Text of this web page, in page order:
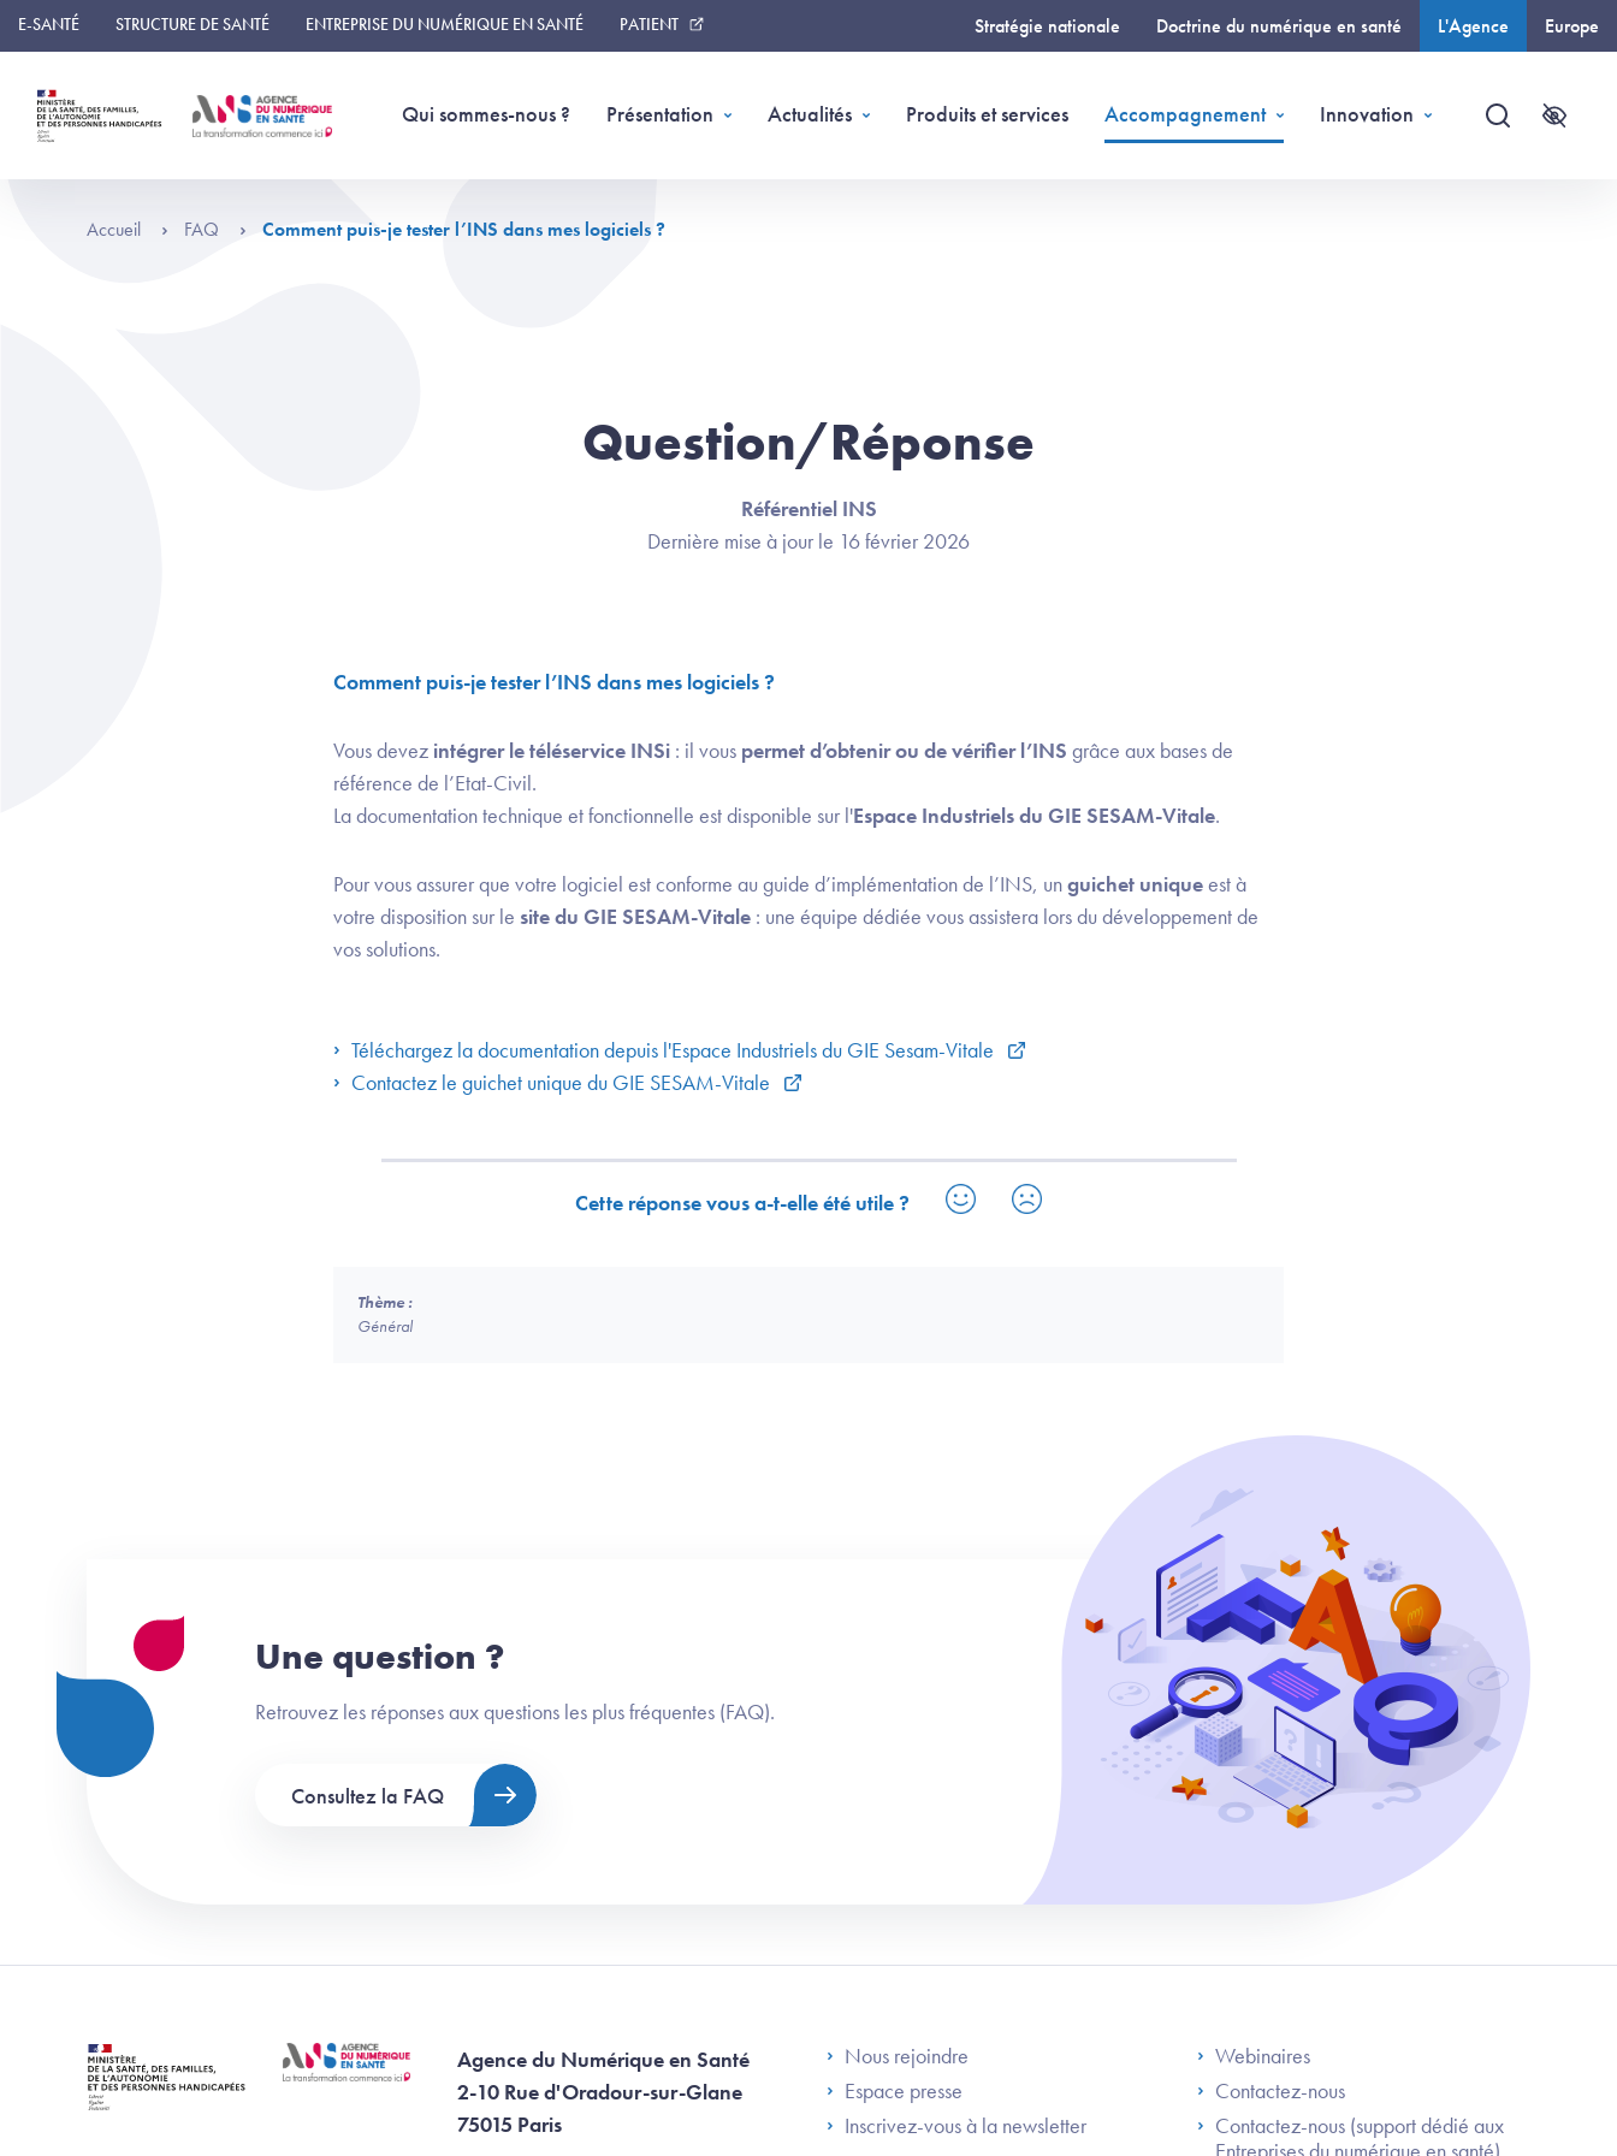
Panneau de gestion des cookies
E-SANTÉ STRUCTURE DE SANTÉ ENTREPRISE DU NUMÉRIQUE EN SANTÉ PATIENT Stratégie nationale Doctrine du numérique en santé L'Agence Europe
Qui sommes-nous ? Présentation Actualités Produits et services Accompagnement Innovation
Recherche
Accueil FAQ Comment puis-je tester l’INS dans mes logiciels ?
Question/Réponse
Référentiel INS
Dernière mise à jour le 16 février 2026
Comment puis-je tester l’INS dans mes logiciels ?
Vous devez intégrer le téléservice INSi : il vous permet d’obtenir ou de vérifier l’INS grâce aux bases de
référence de l’Etat-Civil.
La documentation technique et fonctionnelle est disponible sur l'Espace Industriels du GIE SESAM-Vitale.
Pour vous assurer que votre logiciel est conforme au guide d’implémentation de l’INS, unguichet uniqueest à
votre disposition sur le site du GIE SESAM-Vitale : une équipe dédiée vous assistera lors du développement de
vos solutions.
Téléchargez la documentation depuis l'Espace Industriels du GIE Sesam-Vitale
Contactez le guichet unique du GIE SESAM-Vitale
Cette réponse vous a-t-elle été utile ?
Thème :
Général
Une question ?
Retrouvez les réponses aux questions les plus fréquentes (FAQ).
Consultez la FAQ
Agence du Numérique en Santé
2-10 Rue d'Oradour-sur-Glane
75015 Paris
Footer Left ANS
Nous rejoindre
Espace presse
Inscrivez-vous à la newsletter
Footer Right ANS
Webinaires
Contactez-nous
Contactez-nous (support dédié aux